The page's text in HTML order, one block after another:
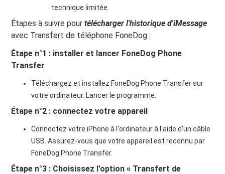
technique limitée.
Étapes à suivre pourtélécharger l'historique d'iMessage
avec Transfert de téléphone FoneDog :
Étape n°1 : installer et lancer FoneDog Phone
Transfer
Téléchargez et installez FoneDog Phone Transfer sur
votre ordinateur. Lancer le programme.
Étape n°2 : connectez votre appareil
Connectez votre iPhone à l'ordinateur à l'aide d'un câble
USB. Assurez-vous que votre appareil est reconnu par
FoneDog Phone Transfer.
Étape n°3 : Choisissez l'option « Transfert de